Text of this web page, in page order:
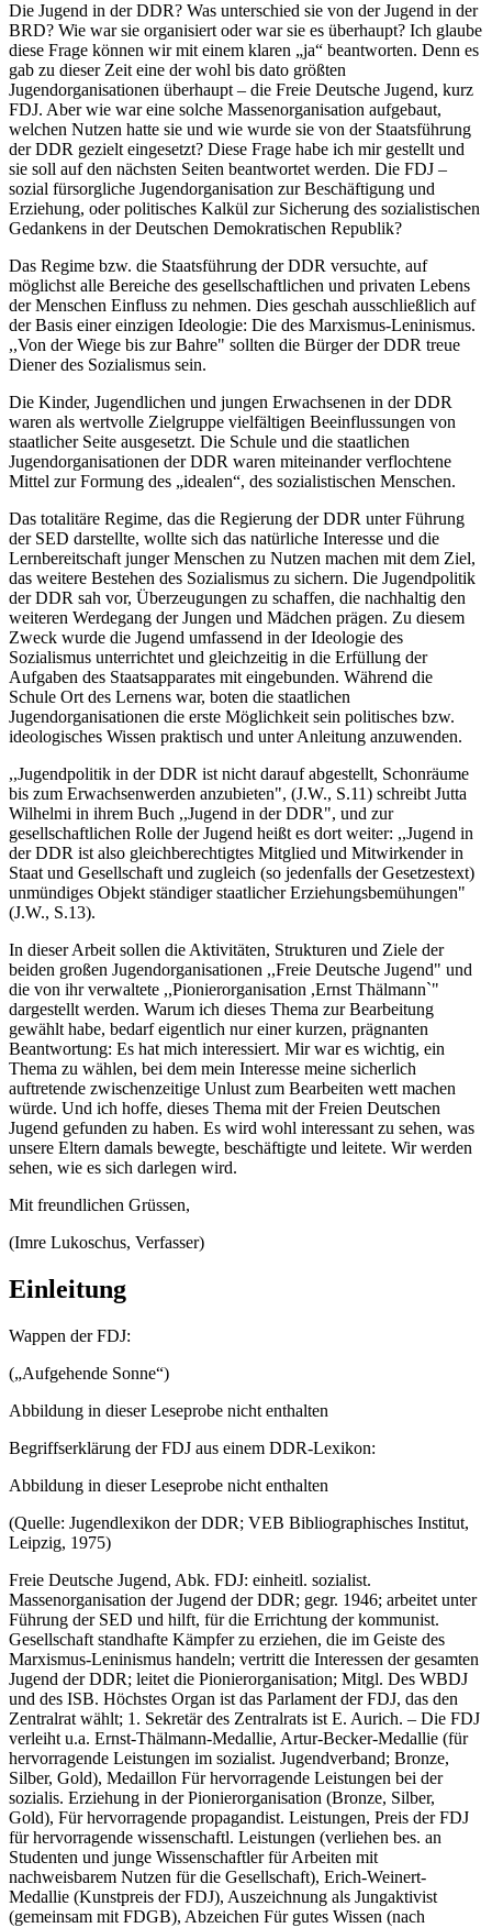
Die Jugend in der DDR? Was unterschied sie von der Jugend in der
BRD? Wie war sie organisiert oder war sie es überhaupt? Ich glaube
diese Frage können wir mit einem klaren „ja“ beantworten. Denn es
gab zu dieser Zeit eine der wohl bis dato größten
Jugendorganisationen überhaupt – die Freie Deutsche Jugend, kurz
FDJ. Aber wie war eine solche Massenorganisation aufgebaut,
welchen Nutzen hatte sie und wie wurde sie von der Staatsführung
der DDR gezielt eingesetzt? Diese Frage habe ich mir gestellt und
sie soll auf den nächsten Seiten beantwortet werden. Die FDJ –
sozial fürsorgliche Jugendorganisation zur Beschäftigung und
Erziehung, oder politisches Kalkül zur Sicherung des sozialistischen
Gedankens in der Deutschen Demokratischen Republik?
Das Regime bzw. die Staatsführung der DDR versuchte, auf
möglichst alle Bereiche des gesellschaftlichen und privaten Lebens
der Menschen Einfluss zu nehmen. Dies geschah ausschließlich auf
der Basis einer einzigen Ideologie: Die des Marxismus-Leninismus.
,,Von der Wiege bis zur Bahre" sollten die Bürger der DDR treue
Diener des Sozialismus sein.
Die Kinder, Jugendlichen und jungen Erwachsenen in der DDR
waren als wertvolle Zielgruppe vielfältigen Beeinflussungen von
staatlicher Seite ausgesetzt. Die Schule und die staatlichen
Jugendorganisationen der DDR waren miteinander verflochtene
Mittel zur Formung des „idealen“, des sozialistischen Menschen.
Das totalitäre Regime, das die Regierung der DDR unter Führung
der SED darstellte, wollte sich das natürliche Interesse und die
Lernbereitschaft junger Menschen zu Nutzen machen mit dem Ziel,
das weitere Bestehen des Sozialismus zu sichern. Die Jugendpolitik
der DDR sah vor, Überzeugungen zu schaffen, die nachhaltig den
weiteren Werdegang der Jungen und Mädchen prägen. Zu diesem
Zweck wurde die Jugend umfassend in der Ideologie des
Sozialismus unterrichtet und gleichzeitig in die Erfüllung der
Aufgaben des Staatsapparates mit eingebunden. Während die
Schule Ort des Lernens war, boten die staatlichen
Jugendorganisationen die erste Möglichkeit sein politisches bzw.
ideologisches Wissen praktisch und unter Anleitung anzuwenden.
,,Jugendpolitik in der DDR ist nicht darauf abgestellt, Schonräume
bis zum Erwachsenwerden anzubieten", (J.W., S.11) schreibt Jutta
Wilhelmi in ihrem Buch ,,Jugend in der DDR", und zur
gesellschaftlichen Rolle der Jugend heißt es dort weiter: ,,Jugend in
der DDR ist also gleichberechtigtes Mitglied und Mitwirkender in
Staat und Gesellschaft und zugleich (so jedenfalls der Gesetzestext)
unmündiges Objekt ständiger staatlicher Erziehungsbemühungen"
(J.W., S.13).
In dieser Arbeit sollen die Aktivitäten, Strukturen und Ziele der
beiden großen Jugendorganisationen ,,Freie Deutsche Jugend" und
die von ihr verwaltete ,,Pionierorganisation ,Ernst Thälmann`"
dargestellt werden. Warum ich dieses Thema zur Bearbeitung
gewählt habe, bedarf eigentlich nur einer kurzen, prägnanten
Beantwortung: Es hat mich interessiert. Mir war es wichtig, ein
Thema zu wählen, bei dem mein Interesse meine sicherlich
auftretende zwischenzeitige Unlust zum Bearbeiten wett machen
würde. Und ich hoffe, dieses Thema mit der Freien Deutschen
Jugend gefunden zu haben. Es wird wohl interessant zu sehen, was
unsere Eltern damals bewegte, beschäftigte und leitete. Wir werden
sehen, wie es sich darlegen wird.
Mit freundlichen Grüssen,
(Imre Lukoschus, Verfasser)
Einleitung
Wappen der FDJ:
(„Aufgehende Sonne“)
Abbildung in dieser Leseprobe nicht enthalten
Begriffserklärung der FDJ aus einem DDR-Lexikon:
Abbildung in dieser Leseprobe nicht enthalten
(Quelle: Jugendlexikon der DDR; VEB Bibliographisches Institut,
Leipzig, 1975)
Freie Deutsche Jugend, Abk. FDJ: einheitl. sozialist.
Massenorganisation der Jugend der DDR; gegr. 1946; arbeitet unter
Führung der SED und hilft, für die Errichtung der kommunist.
Gesellschaft standhafte Kämpfer zu erziehen, die im Geiste des
Marxismus-Leninismus handeln; vertritt die Interessen der gesamten
Jugend der DDR; leitet die Pionierorganisation; Mitgl. Des WBDJ
und des ISB. Höchstes Organ ist das Parlament der FDJ, das den
Zentralrat wählt; 1. Sekretär des Zentralrats ist E. Aurich. – Die FDJ
verleiht u.a. Ernst-Thälmann-Medallie, Artur-Becker-Medallie (für
hervorragende Leistungen im sozialist. Jugendverband; Bronze,
Silber, Gold), Medaillon Für hervorragende Leistungen bei der
sozialis. Erziehung in der Pionierorganisation (Bronze, Silber,
Gold), Für hervorragende propagandist. Leistungen, Preis der FDJ
für hervorragende wissenschaftl. Leistungen (verliehen bes. an
Studenten und junge Wissenschaftler für Arbeiten mit
nachweisbarem Nutzen für die Gesellschaft), Erich-Weinert-
Medallie (Kunstpreis der FDJ), Auszeichnung als Jungaktivist
(gemeinsam mit FDGB), Abzeichen Für gutes Wissen (nach